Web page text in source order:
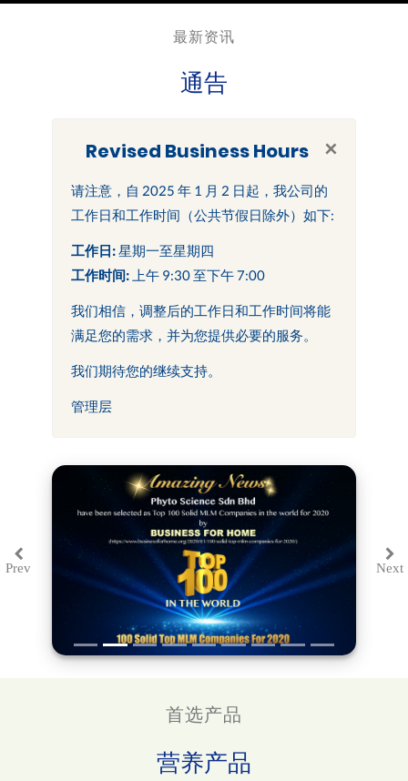
最新资讯
通告
×
Revised Business Hours
请注意，自 2025 年 1 月 2 日起，我公司的
工作日和工作时间（公共节假日除外）如下:
工作日:星期一至星期四
工作时间: 上午 9:30 至下午 7:00
我们相信，调整后的工作日和工作时间将能
满足您的需求，并为您提供必要的服务。
我们期待您的继续支持。
管理层
PrevPrevious Next
首选产品
营养产品